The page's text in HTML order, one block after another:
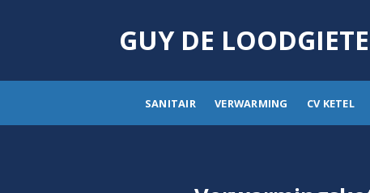
GUY DE
SANITAIR VERWARMING CV KETEL